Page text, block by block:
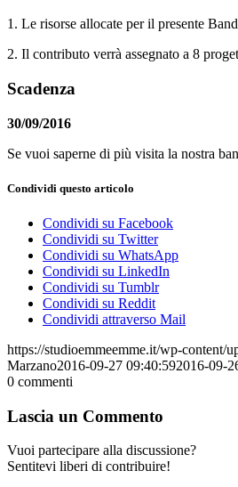
1. Le risorse allocate per il presente
2. Il contributo verrà assegnato a 8
Scadenza
30/09/2016
Se vuoi saperne di più visita la nostra
Condividi questo articolo
Condividi su Facebook
Condividi su Twitter
Condividi su WhatsApp
Condividi su LinkedIn
Condividi su Tumblr
Condividi su Reddit
Condividi attraverso Mail
https://studioemmeemme.it/wp-content/
Marzano2016-09-27 09:40:592016-09-
0 commenti
Lascia un Commento
Vuoi partecipare alla discussione?
Sentitevi liberi di contribuire!